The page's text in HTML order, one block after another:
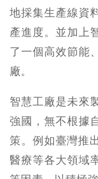
地採集生產線資
產進度。並加上
了一個高效節能
廠。
智慧工廠是未來
強國，無不根據
策。例如臺灣推
醫療等各大領域